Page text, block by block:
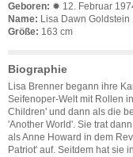
Geboren: ✹ 12. Februar
Name: Lisa Dawn Goldstein
Größe: 163 cm
Biographie
Lisa Brenner begann ihre
Seifenoper-Welt mit Rollen
Children' und dann als die
'Another World'. Sie trat
als Anne Howard in dem
Patriot' auf. Seitdem hat sie